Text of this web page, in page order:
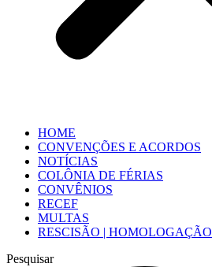
HOME
CONVENÇÕES E ACORDOS
NOTÍCIAS
COLÔNIA DE FÉRIAS
CONVÊNIOS
RECEF
MULTAS
RESCISÃO | HOMOLOGAÇÃO
Pesquisar